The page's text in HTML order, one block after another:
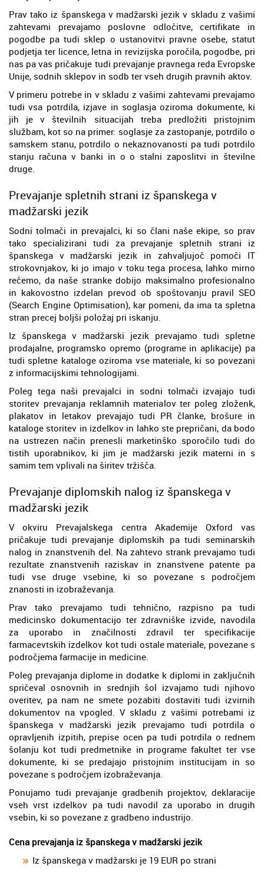
Prav tako iz španskega v madžarski jezik v skladu z vašimi
zahtevami prevajamo poslovne odločitve, certifikate in
pogodbe pa tudi sklep o ustanovitvi pravne osebe, statut
podjetja ter licence, letna in revizijska poročila, pogodbe, pri
nas pa vas pričakuje tudi prevajanje pravnega reda Evropske
Unije, sodnih sklepov in sodb ter vseh drugih pravnih aktov.
V primeru potrebe in v skladu z vašimi zahtevami prevajamo
tudi vsa potrdila, izjave in soglasja oziroma dokumente, ki
jih je v številnih situacijah treba predložiti pristojnim
službam, kot so na primer: soglasje za zastopanje, potrdilo o
samskem stanu, potrdilo o nekaznovanosti pa tudi potrdilo
stanju računa v banki in o o stalni zaposlitvi in številne
druge.
Prevajanje spletnih strani iz španskega v
madžarski jezik
Sodni tolmači in prevajalci, ki so člani naše ekipe, so prav
tako specializirani tudi za prevajanje spletnih strani iz
španskega v madžarski jezik in zahvaljujoč pomoči IT
strokovnjakov, ki jo imajo v toku tega procesa, lahko mirno
rečemo, da naše stranke dobijo maksimalno profesionalno
in kakovostno izdelan prevod ob spoštovanju pravil SEO
(Search Engine Optimisation), kar pomeni, da ima ta spletna
stran precej boljši položaj pri iskanju.
Iz španskega v madžarski jezik prevajamo tudi spletne
prodajalne, programsko opremo (programe in aplikacije) pa
tudi spletne kataloge oziroma vse materiale, ki so povezani
z informacijskimi tehnologijami.
Poleg tega naši prevajalci in sodni tolmači izvajajo tudi
storitev prevajanja reklamnih materialov ter poleg zloženk,
plakatov in letakov prevajajo tudi PR članke, brošure in
kataloge storitev in izdelkov in lahko ste prepričani, da bodo
na ustrezen način prenesli marketinško sporočilo tudi do
tistih uporabnikov, ki jim je madžarski jezik materni in s
samim tem vplivali na širitev tržišča.
Prevajanje diplomskih nalog iz španskega v
madžarski jezik
V okviru Prevajalskega centra Akademije Oxford vas
pričakuje tudi prevajanje diplomskih pa tudi seminarskih
nalog in znanstvenih del. Na zahtevo strank prevajamo tudi
rezultate znanstvenih raziskav in znanstvene patente pa
tudi vse druge vsebine, ki so povezane s področjem
znanosti in izobraževanja.
Prav tako prevajamo tudi tehnično, razpisno pa tudi
medicinsko dokumentacijo ter zdravniške izvide, navodila
za uporabo in značilnosti zdravil ter specifikacije
farmacevtskih izdelkov kot tudi ostale materiale, povezane s
področjema farmacije in medicine.
Poleg prevajanja diplome in dodatke k diplomi in zaključnih
spričeval osnovnih in srednjih šol izvajamo tudi njihovo
overitev, pa nam ne smete pozabiti dostaviti tudi izvirnih
dokumentov na vpogled. V skladu z vašimi potrebami iz
španskega v madžarski jezik prevajamo tudi potrdila o
opravljenih izpitih, prepise ocen pa tudi potrdila o rednem
šolanju kot tudi predmetnike in programe fakultet ter vse
dokumente, ki se predajajo pristojnim institucijam in so
povezane s področjem izobraževanja.
Ponujamo tudi prevajanje gradbenih projektov, deklaracije
vseh vrst izdelkov pa tudi navodil za uporabo in drugih
vsebin, ki so povezane z gradbeno industrijo.
Cena prevajanja iz španskega v madžarski jezik
Iz španskega v madžarski je 19 EUR po strani